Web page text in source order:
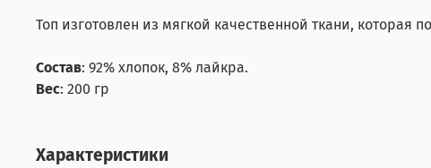
Топ изготовлен из мягкой качественной ткани,
Состав: 92% хлопок, 8% лайкра.
Вес: 200 гр
Характеристики